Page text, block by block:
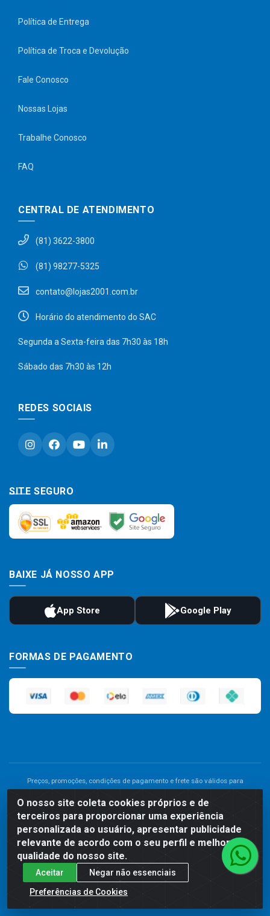
O nosso site coleta cookies próprios e de
terceiros para proporcionar uma experiência
personalizada ao usuário, apresentar publicidade
relevante de acordo com o seu perfil e melhorar a
qualidade do nosso site.
Aceitar
Negar não essenciais
Preferências de Cookies
Política de Entrega
Política de Troca e Devolução
Fale Conosco
Nossas Lojas
Trabalhe Conosco
FAQ
CENTRAL DE ATENDIMENTO
(81) 3622-3800
(81) 98277-5325
contato@lojas2001.com.br
Horário do atendimento do SAC
Segunda a Sexta-feira das 7h30 às 18h
Sábado das 7h30 às 12h
REDES SOCIAIS
SITE SEGURO
BAIXE JÁ NOSSO APP
FORMAS DE PAGAMENTO
Preços, promoções, condições de pagamento e frete são válidos para
preço de um produto, será válido o preço que for exibido no carrinho de
compras do site no momento do pagamento. As vendas estão sujeitas a
análise e disponibilidade do estoque. Imagens de produtos meramente
Comercial de Construção 2001 LTDA - Av. Congresso
Eucarístico, 1179 - São José, Carpina - PE - CEP: 55811-000 -
70.220.389/0001-66